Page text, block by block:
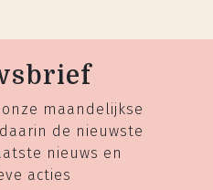
maandelijkse
de nieuwste
nieuws en
acties